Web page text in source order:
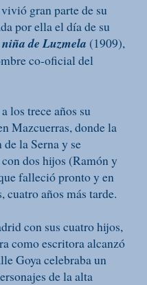
gran parte de su
por ella el día de su
de Luzmela (1909),
co-oficial del
los trece años su
Mazcuerras, donde la
la Serna y se
dos hijos (Ramón y
falleció pronto y en
cuatro años más tarde.
con sus cuatro hijos,
como escritora alcanzó
Goya celebraba un
de la alta